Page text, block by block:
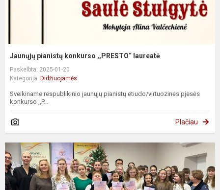
Jaunųjų pianistų konkurso ,,PRESTO“ laureatė
Paskelbta: 2025-01-20
Kategorija: Didžiuojamės
Sveikiname respublikinio jaunųjų pianistų etiudo/virtuozinės pjesės
konkurso ,,P...
Plačiau